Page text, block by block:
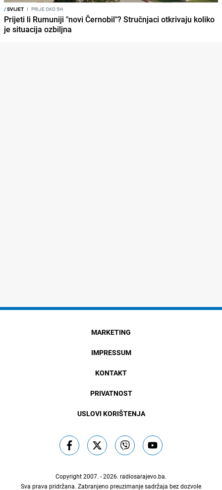
/SVIJET I PRIJE OKO 5H
Prijeti li Rumuniji "novi Černobil"? Stručnjaci otkrivaju koliko
je situacija ozbiljna
MARKETING
IMPRESSUM
KONTAKT
PRIVATNOST
USLOVI KORIŠTENJA
Copyright 2007. - 2026. radiosarajevo.ba.
Sva prava pridržana. Zabranjeno preuzimanje sadržaja bez dozvole